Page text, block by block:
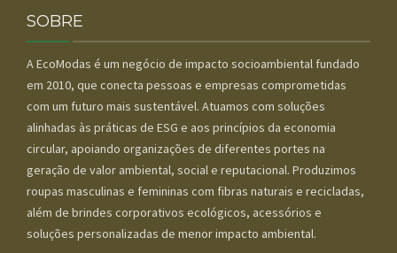
SOBRE
A EcoModas é um negócio de impacto socioambiental fundado
em 2010, que conecta pessoas e empresas comprometidas
com um futuro mais sustentável. Atuamos com soluções
alinhadas às práticas de ESG e aos princípios da economia
circular, apoiando organizações de diferentes portes na
geração de valor ambiental, social e reputacional. Produzimos
roupas masculinas e femininas com fibras naturais e recicladas,
além de brindes corporativos ecológicos, acessórios e
soluções personalizadas de menor impacto ambiental.